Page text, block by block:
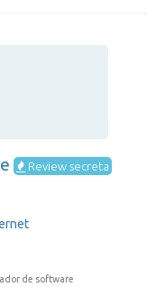
Review secreta
de software